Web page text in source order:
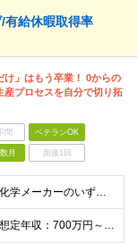
有給休暇取得率
け」はもう卒業！ 0からの
産プロセスを自分で切り拓
問 ベテランOK
月 面接1回
◆食品、医薬品、化粧品、化学メーカーのいずれかで、生産技術、プロセス開発の経験(3年以上) ◆高専卒・理系大卒以上 ■□こんな方を歓迎します■□ ・これまでの経験を存分に活かし、裁量大きく働きたい
＜前職年収を保証／初年度想定年収：700万円～1,600万円＞ ■月給52万円～＋残業代全額支給＋賞与年2回 ※試用期間2ヶ月あり（期間中は月給45万円～、その他の待遇に差異なし） ＼安心のキャリア